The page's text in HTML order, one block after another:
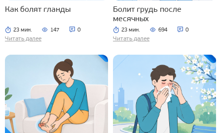
Как болят гланды
23 мин. 147 0
Читать далее
Болит грудь после
месячных
23 мин. 694 0
Читать далее